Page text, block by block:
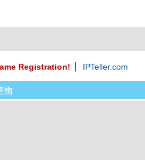
Registration! IPTeller.com
詢